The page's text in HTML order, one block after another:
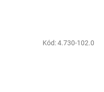
Kód:4.730-102.0